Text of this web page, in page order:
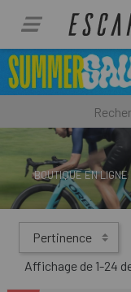
BOUTIQUE EN
Pertinence
Affichage de 1-24